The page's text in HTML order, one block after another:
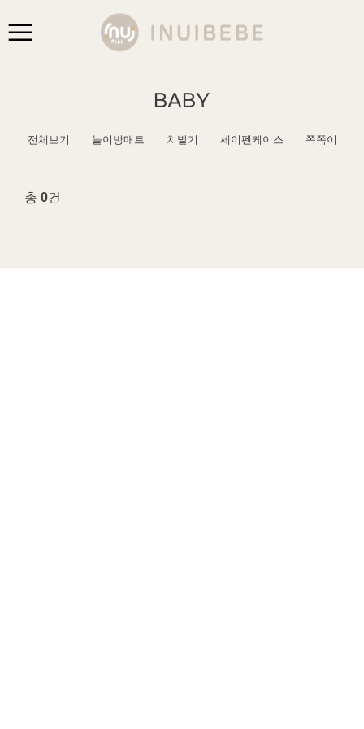
BABY
전체보기 놀이방매트 치발기 세이펜케이스 쪽쪽이
총 0건